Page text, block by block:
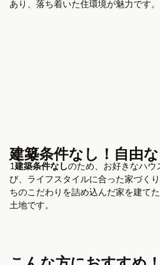
あり、落ち着いた住環境が魅力です。
建築条件なし！自由なプランで家づくり
1建築条件なしのため、お好きなハ
び、ライフスタイルに合った家づく
ちのこだわりを詰め込んだ家を建て
土地です。